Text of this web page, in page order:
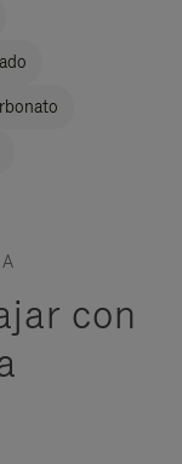
con